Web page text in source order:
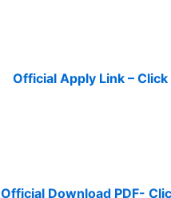
Official Apply Link – Click
Official Download PDF-